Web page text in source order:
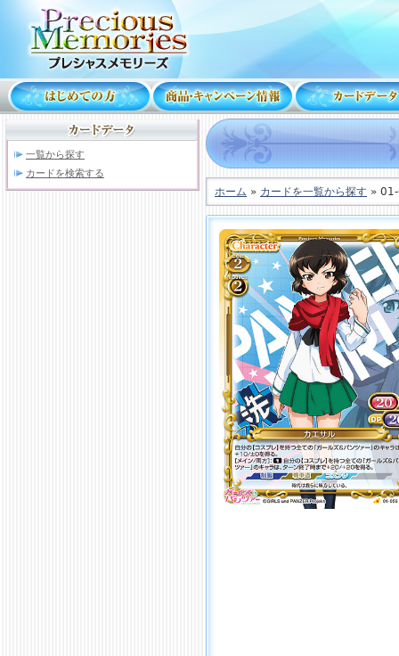
一覧から探す
カードを検索する
ホーム » カードを一覧から探す »